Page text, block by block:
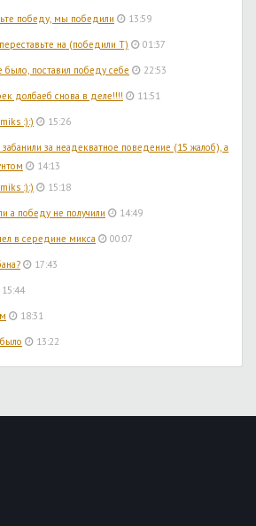
победу, мы победили 13:59
на (победили T) 01:37
было, поставил победу себе 22:53
долбаеб снова в деле!!!! 11:51
:):) 15:26
за неадекватное поведение (15 жалоб), а
14:13
:):) 15:18
а победу не получили 14:49
в середине микса 00:07
17:43
15:44
18:31
13:22